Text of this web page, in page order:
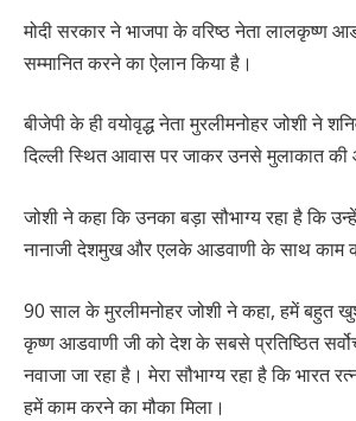
मोदी सरकार ने भाजपा के वरिष्ठ नेता लालकृष्ण
सम्मानित करने का ऐलान किया है।
बीजेपी के ही वयोवृद्ध नेता मुरलीमनोहर जोशी ने
दिल्ली स्थित आवास पर जाकर उनसे मुलाकात की
जोशी ने कहा कि उनका बड़ा सौभाग्य रहा है कि
नानाजी देशमुख और एलके आडवाणी के साथ काम
90 साल के मुरलीमनोहर जोशी ने कहा, हमें बहुत
कृष्ण आडवाणी जी को देश के सबसे प्रतिष्ठित
नवाजा जा रहा है। मेरा सौभाग्य रहा है कि भारत
हमें काम करने का मौका मिला।